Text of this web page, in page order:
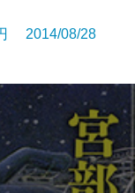
2014/08/28